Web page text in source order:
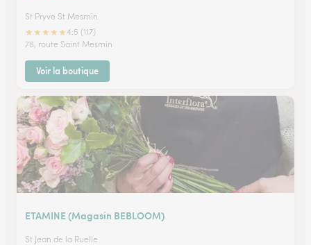
St Pryve St Mesmin
★★★★★4.5 (117)
78, route Saint Mesmin
Voir la boutique
ETAMINE (Magasin BEBLOOM)
St Jean de la Ruelle